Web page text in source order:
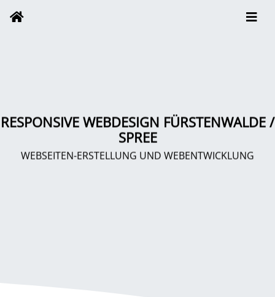
RESPONSIVE WEBDESIGN FÜRSTENWALDE /
SPREE
WEBSEITEN-ERSTELLUNG UND WEBENTWICKLUNG